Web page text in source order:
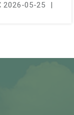
2026-05-25 |